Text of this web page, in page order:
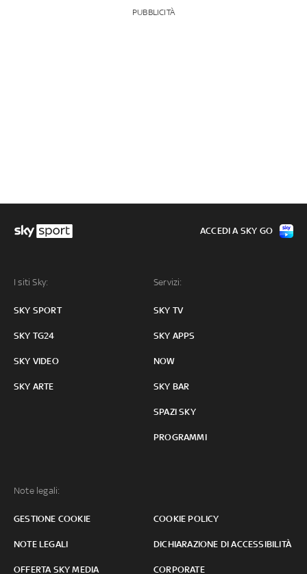
PUBBLICITÀ
I siti Sky:
SKY SPORT
SKY TG24
SKY VIDEO
SKY ARTE
Servizi:
SKY TV
SKY APPS
NOW
SKY BAR
SPAZI SKY
PROGRAMMI
Note legali:
GESTIONE COOKIE COOKIE POLICY
NOTE LEGALI DICHIARAZIONE DI ACCESSIBILITÀ
OFFERTA SKY MEDIA CORPORATE
ACCEDI A SKY GO